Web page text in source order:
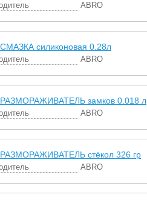
ABRO
силиконовая 0.28л
ABRO
РАЗМОРАЖИВАТЕЛЬ замков 0.018 л
ABRO
РАЗМОРАЖИВАТЕЛЬ стёкол 326 гр
ABRO